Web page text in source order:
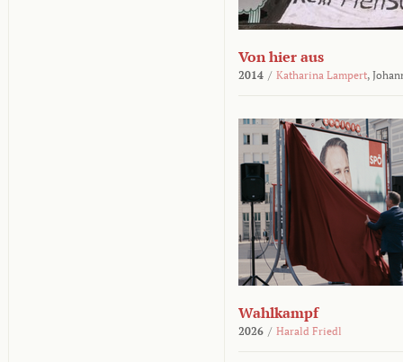
Von hier aus
2014 / Katharina Lampert,
Wahlkampf
2026 / Harald Friedl